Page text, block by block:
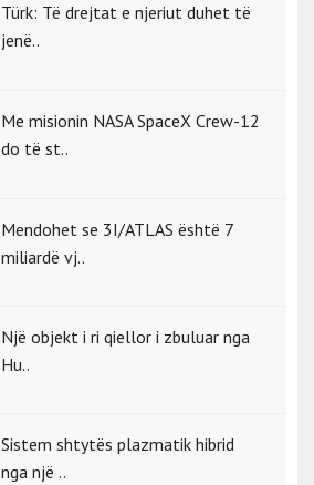
Türk: Të drejtat e njeriut duhet të
jenë..
Me misionin NASA SpaceX Crew-12
do të st..
Mendohet se 3I/ATLAS është 7
miliardë vj..
Një objekt i ri qiellor i zbuluar nga
Hu..
Sistem shtytës plazmatik hibrid
nga një ..